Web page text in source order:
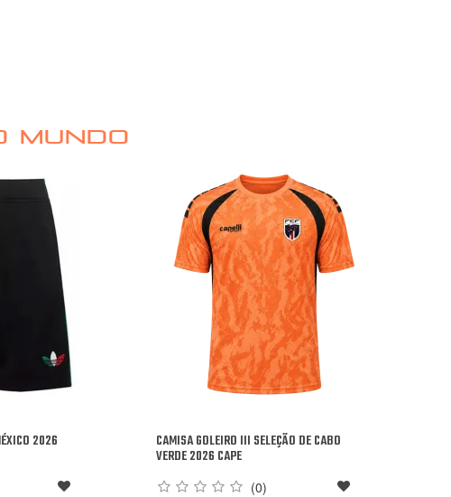
MUNDO
2026 CAMISA GOLEIRO III SELEÇÃO DE CABO
VERDE 2026 CAPE
(0)